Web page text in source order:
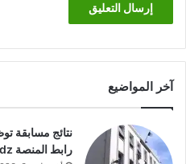
آخر المواضيع
رابط المنصة education dz